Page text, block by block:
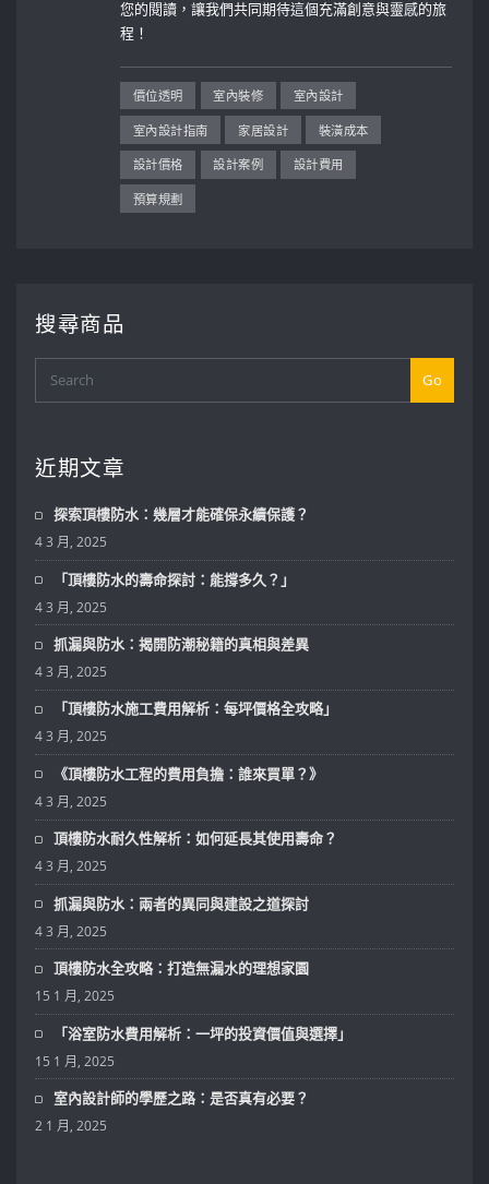
您的閱讀，讓我們共同期待這個充滿創意與靈感的旅
程！
價位透明 室內裝修 室內設計
室內設計指南 家居設計 裝潢成本
設計價格 設計案例 設計費用
預算規劃
搜尋商品
Go
近期文章
探索頂樓防水：幾層才能確保永續保護？
4 3 月, 2025
「頂樓防水的壽命探討：能撐多久？」
4 3 月, 2025
抓漏與防水：揭開防潮秘籍的真相與差異
4 3 月, 2025
「頂樓防水施工費用解析：每坪價格全攻略」
4 3 月, 2025
《頂樓防水工程的費用負擔：誰來買單？》
4 3 月, 2025
頂樓防水耐久性解析：如何延長其使用壽命？
4 3 月, 2025
抓漏與防水：兩者的異同與建設之道探討
4 3 月, 2025
頂樓防水全攻略：打造無漏水的理想家園
15 1 月, 2025
「浴室防水費用解析：一坪的投資價值與選擇」
15 1 月, 2025
室內設計師的學歷之路：是否真有必要？
2 1 月, 2025